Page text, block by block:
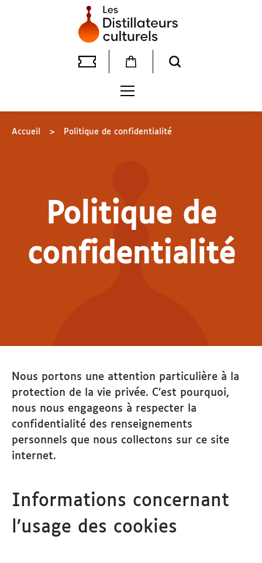
Accueil > Politique de confidentialité
Politique de
confidentialité
Nous portons une attention particulière à la
protection de la vie privée. C’est pourquoi,
nous nous engageons à respecter la
confidentialité des renseignements
personnels que nous collectons sur ce site
internet.
Informations concernant
l’usage des cookies